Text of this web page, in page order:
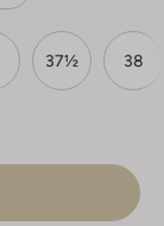
37½ 38